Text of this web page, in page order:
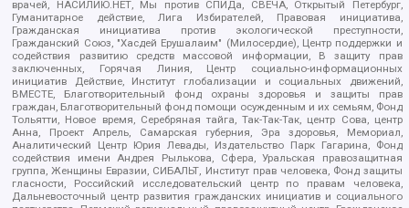
врачей, НАСИЛИЮ.НЕТ, Мы против СПИДа, СВЕЧА, Открытый Петербург,
Гуманитарное действие, Лига Избирателей, Правовая инициатива,
Гражданская инициатива против экологической преступности,
Гражданский Союз, "Хасдей Ерушалаим" (Милосердие), Центр поддержки и
содействия развитию средств массовой информации, В защиту прав
заключенных, Горячая Линия, Центр социально-информационных
инициатив Действие, Институт глобализации и социальных движений,
ВМЕСТЕ, Благотворительный фонд охраны здоровья и защиты прав
граждан, Благотворительный фонд помощи осужденным и их семьям, Фонд
Тольятти, Новое время, Серебряная тайга, Так-Так-Так, центр Сова, центр
Анна, Проект Апрель, Самарская губерния, Эра здоровья, Мемориал,
Аналитический Центр Юрия Левады, Издательство Парк Гагарина, Фонд
содействия имени Андрея Рылькова, Сфера, Уральская правозащитная
группа, Женщины Евразии, СИБАЛЬТ, Институт прав человека, Фонд защиты
гласности, Российский исследовательский центр по правам человека,
Дальневосточный центр развития гражданских инициатив и социального